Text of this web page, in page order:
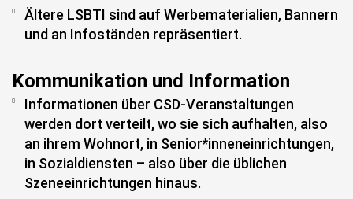
Ältere LSBTI sind auf Werbematerialien, Bannern
und an Infoständen repräsentiert.
Kommunikation und Information
Informationen über CSD-Veranstaltungen
werden dort verteilt, wo sie sich aufhalten, also
an ihrem Wohnort, in Senior*inneneinrichtungen,
in Sozialdiensten – also über die üblichen
Szeneeinrichtungen hinaus.